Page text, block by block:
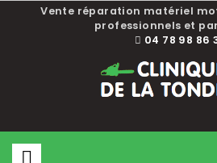
Vente réparation matériel
professionnels et
04 78 98 86